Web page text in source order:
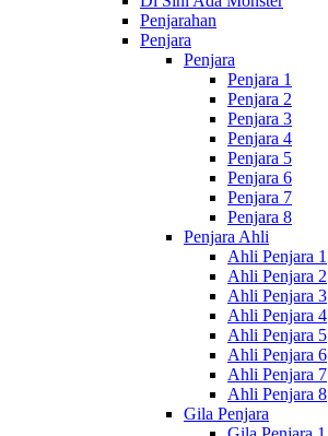
Penjarahan
Penjara
Penjara
Penjara 1
Penjara 2
Penjara 3
Penjara 4
Penjara 5
Penjara 6
Penjara 7
Penjara 8
Penjara Ahli
Ahli Penjara 1
Ahli Penjara 2
Ahli Penjara 3
Ahli Penjara 4
Ahli Penjara 5
Ahli Penjara 6
Ahli Penjara 7
Ahli Penjara 8
Gila Penjara